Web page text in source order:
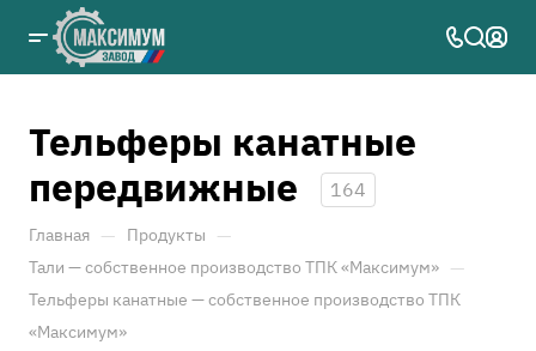
Тельферы канатные
передвижные
164
Главная — Продукты —
Тали — собственное производство ТПК «Максимум» —
Тельферы канатные — собственное производство ТПК
«Максимум»